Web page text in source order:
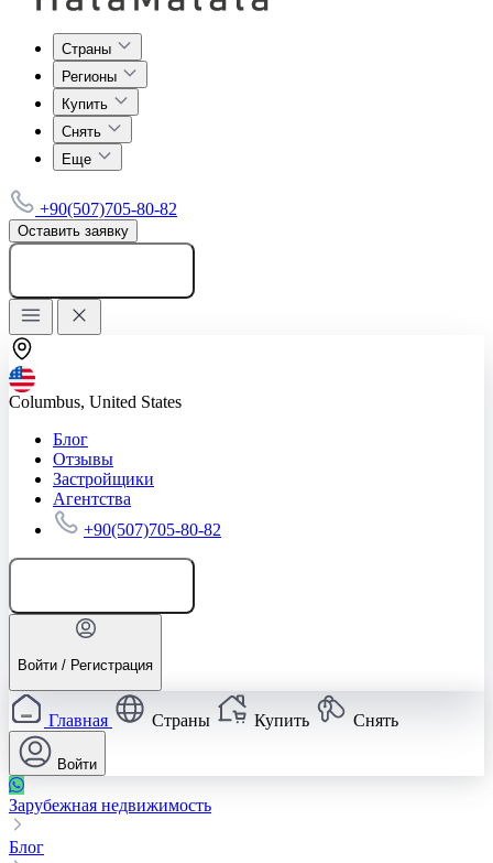
Страны
Регионы
Купить
Снять
Еще
+90(507)705-80-82
Оставить заявку
Columbus, United States
Блог
Отзывы
Застройщики
Агентства
+90(507)705-80-82
Войти / Регистрация
Главная Страны Купить Снять
Войти
Зарубежная недвижимость
Блог